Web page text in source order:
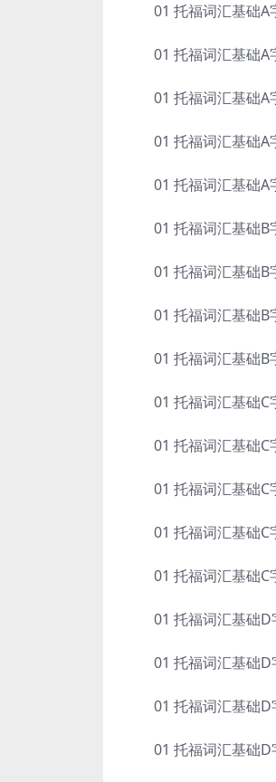
01 托福词汇基础A
01 托福词汇基础A
01 托福词汇基础A
01 托福词汇基础A
01 托福词汇基础A
01 托福词汇基础B
01 托福词汇基础B
01 托福词汇基础B
01 托福词汇基础B
01 托福词汇基础C
01 托福词汇基础C
01 托福词汇基础C
01 托福词汇基础C
01 托福词汇基础C
01 托福词汇基础D
01 托福词汇基础D
01 托福词汇基础D
01 托福词汇基础D